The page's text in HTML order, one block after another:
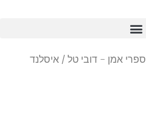
ספרי אמן - דובי טל / איסלנד